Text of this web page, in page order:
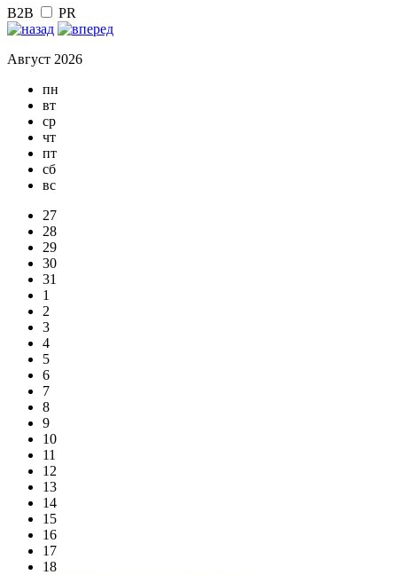
B2B PR
Август 2026
пн
вт
ср
чт
пт
сб
вс
27
28
29
30
31
1
2
3
4
5
6
7
8
9
10
11
12
13
14
15
16
17
18